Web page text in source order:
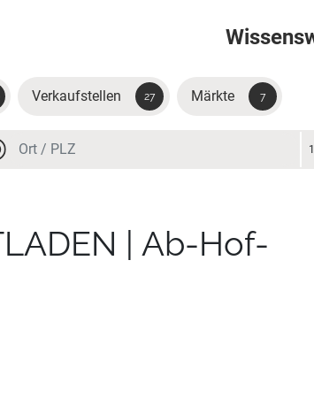
Verkaufstellen 27 Märkte 7
Ort oder PLZ
| Ab-Hof-